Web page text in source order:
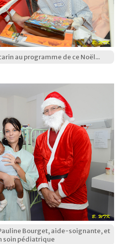
au programme de ce Noël...
Bourget, aide-soignante, et
soin pédiatrique